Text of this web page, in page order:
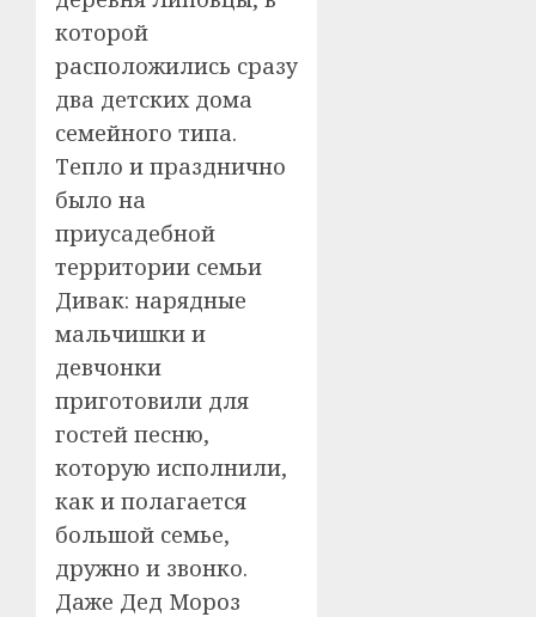
которой
расположились сразу
два детских дома
семейного типа.
Тепло и празднично
было на
приусадебной
территории семьи
Дивак: нарядные
мальчишки и
девчонки
приготовили для
гостей песню,
которую исполнили,
как и полагается
большой семье,
дружно и звонко.
Даже Дед Мороз